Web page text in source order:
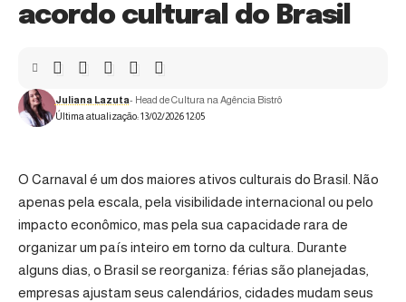
acordo cultural do Brasil
Última atualização: 13/02/2026 12:05
Juliana Lazuta- Head de Cultura na Agência Bistrô
O Carnaval é um dos maiores ativos culturais do Brasil. Não
apenas pela escala, pela visibilidade internacional ou pelo
impacto econômico, mas pela sua capacidade rara de
organizar um país inteiro em torno da cultura. Durante
alguns dias, o Brasil se reorganiza: férias são planejadas,
empresas ajustam seus calendários, cidades mudam seus